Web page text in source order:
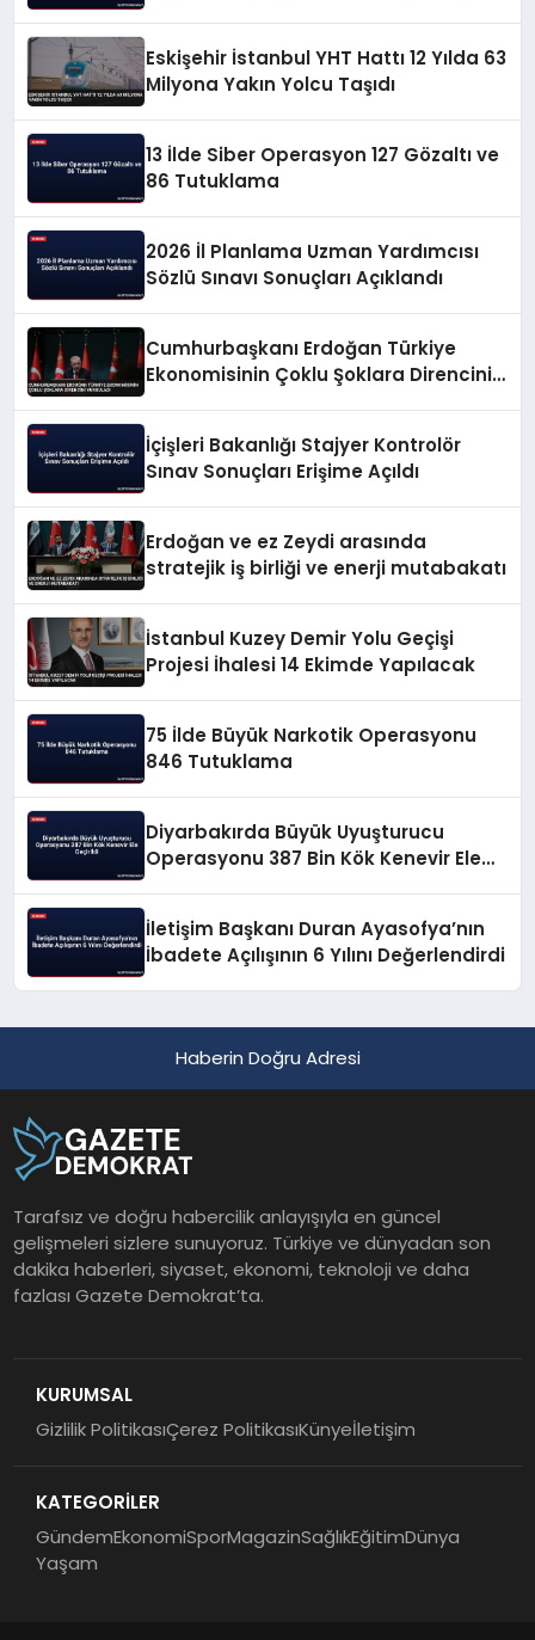
Eskişehir İstanbul YHT Hattı 12 Yılda 63
Milyona Yakın Yolcu Taşıdı
13 İlde Siber Operasyon 127 Gözaltı ve
86 Tutuklama
2026 İl Planlama Uzman Yardımcısı
Sözlü Sınavı Sonuçları Açıklandı
Cumhurbaşkanı Erdoğan Türkiye
Ekonomisinin Çoklu Şoklara Direncini
İçişleri Bakanlığı Stajyer Kontrolör
Sınav Sonuçları Erişime Açıldı
Erdoğan ve ez Zeydi arasında
stratejik iş birliği ve enerji mutabakatı
İstanbul Kuzey Demir Yolu Geçişi
Projesi İhalesi 14 Ekimde Yapılacak
75 İlde Büyük Narkotik Operasyonu
846 Tutuklama
Diyarbakırda Büyük Uyuşturucu
Operasyonu 387 Bin Kök Kenevir Ele
İletişim Başkanı Duran Ayasofya’nın
İbadete Açılışının 6 Yılını Değerlendirdi
Haberin Doğru Adresi
Tarafsız ve doğru habercilik anlayışıyla en güncel
gelişmeleri sizlere sunuyoruz. Türkiye ve dünyadan son
dakika haberleri, siyaset, ekonomi, teknoloji ve daha
fazlası Gazete Demokrat’ta.
KURUMSAL
Gizlilik PolitikasıÇerez PolitikasıKünyeİletişim
KATEGORİLER
GündemEkonomiSporMagazinSağlıkEğitimDünya
Yaşam